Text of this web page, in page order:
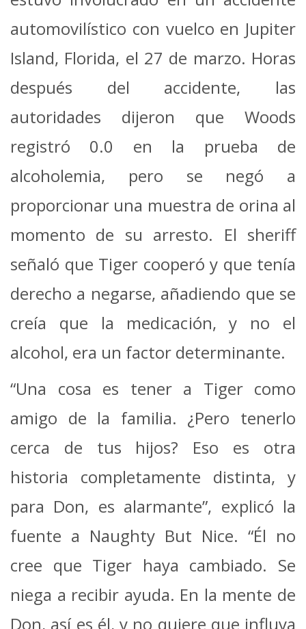
automovilístico con vuelco en Jupiter
Island, Florida, el 27 de marzo. Horas
después del accidente, las
autoridades dijeron que Woods
registró 0.0 en la prueba de
alcoholemia, pero se negó a
proporcionar una muestra de orina al
momento de su arresto. El sheriff
señaló que Tiger cooperó y que tenía
derecho a negarse, añadiendo que se
creía que la medicación, y no el
alcohol, era un factor determinante.
“Una cosa es tener a Tiger como
amigo de la familia. ¿Pero tenerlo
cerca de tus hijos? Eso es otra
historia completamente distinta, y
para Don, es alarmante”, explicó la
fuente a Naughty But Nice. “Él no
cree que Tiger haya cambiado. Se
niega a recibir ayuda. En la mente de
Don, así es él, y no quiere que influya